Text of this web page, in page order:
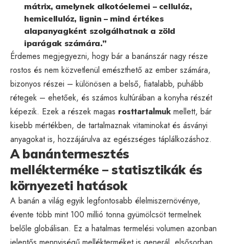
mátrix, amelynek alkotóelemei – cellulóz,
hemicellulóz, lignin – mind értékes
alapanyagként szolgálhatnak a zöld
iparágak számára.”
Érdemes megjegyezni, hogy bár a banánszár nagy része
rostos és nem közvetlenül emészthető az ember számára,
bizonyos részei – különösen a belső, fiatalabb, puhább
rétegek – ehetőek, és számos kultúrában a konyha részét
képezik. Ezek a részek magas rosttartalmuk mellett, bár
kisebb mértékben, de tartalmaznak vitaminokat és ásványi
anyagokat is, hozzájárulva az egészséges táplálkozáshoz.
A banántermesztés
mellékterméke – statisztikák és
környezeti hatások
A banán a világ egyik legfontosabb élelmiszernövénye,
évente több mint 100 millió tonna gyümölcsöt termelnek
belőle globálisan. Ez a hatalmas termelési volumen azonban